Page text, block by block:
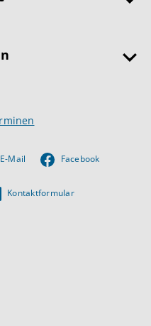
E-Mail Facebook
Kontaktformular